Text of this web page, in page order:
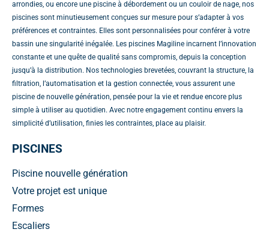
arrondies, ou encore une piscine à débordement ou un couloir de nage, nos
piscines sont minutieusement conçues sur mesure pour s’adapter à vos
préférences et contraintes. Elles sont personnalisées pour conférer à votre
bassin une singularité inégalée. Les piscines Magiline incarnent l’innovation
constante et une quête de qualité sans compromis, depuis la conception
jusqu’à la distribution. Nos technologies brevetées, couvrant la structure, la
filtration, l’automatisation et la gestion connectée, vous assurent une
piscine de nouvelle génération, pensée pour la vie et rendue encore plus
simple à utiliser au quotidien. Avec notre engagement continu envers la
simplicité d’utilisation, finies les contraintes, place au plaisir.
PISCINES
Piscine nouvelle génération
Votre projet est unique
Formes
Escaliers